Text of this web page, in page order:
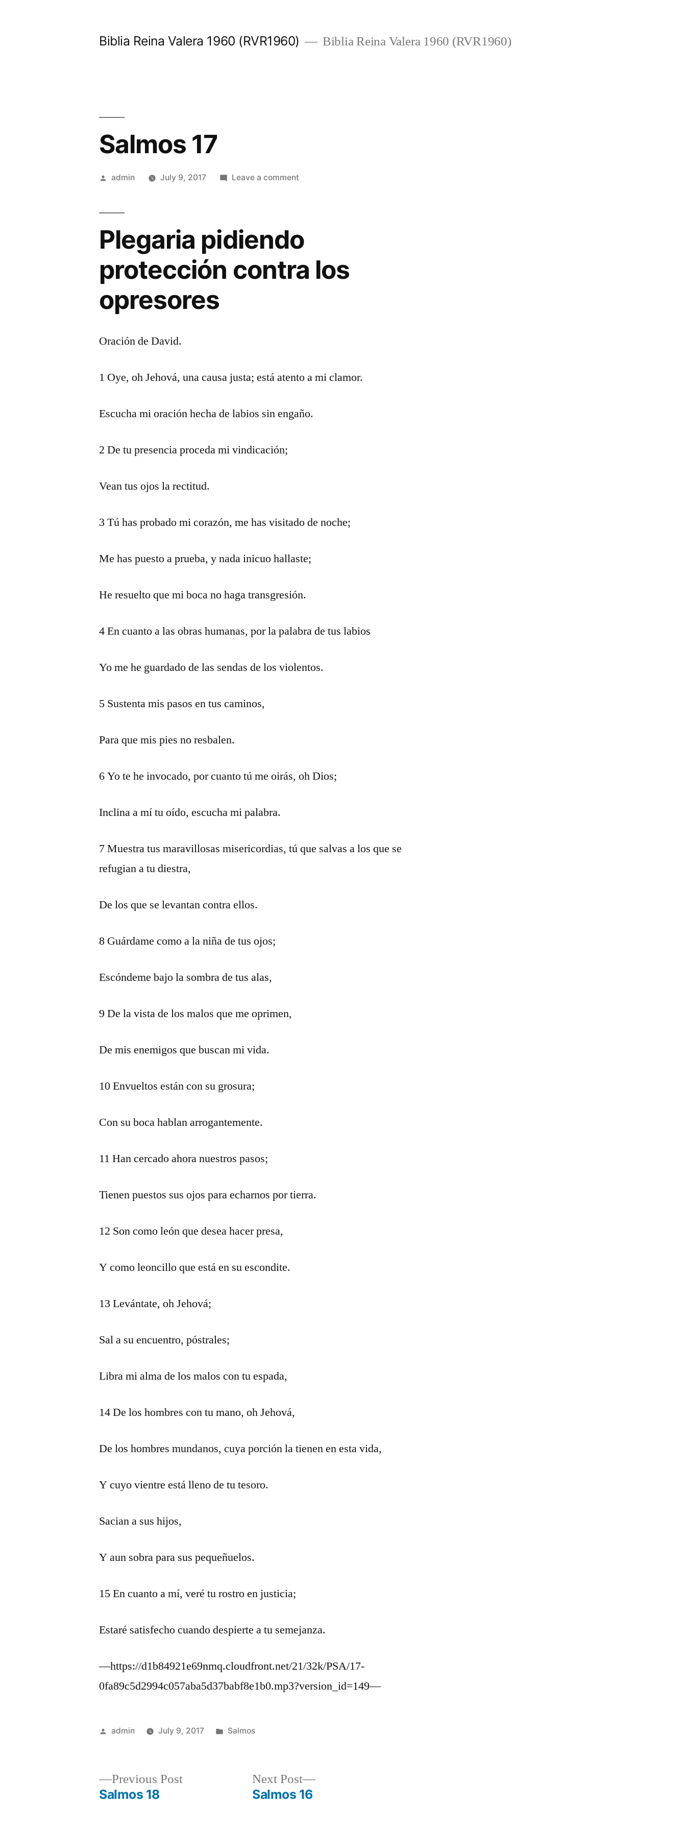
Biblia Reina Valera 1960 (RVR1960) Biblia Reina Valera 1960 (RVR1960)
Salmos 17
Posted
admin July 9, 2017 Leave a commenton
Plegaria pidiendo
protección contra los
opresores
Oración de David.
1 Oye, oh Jehová, una causa justa; está atento a mi clamor.
Escucha mi oración hecha de labios sin engaño.
2 De tu presencia proceda mi vindicación;
Vean tus ojos la rectitud.
3 Tú has probado mi corazón, me has visitado de noche;
Me has puesto a prueba, y nada inicuo hallaste;
He resuelto que mi boca no haga transgresión.
4 En cuanto a las obras humanas, por la palabra de tus labios
Yo me he guardado de las sendas de los violentos.
5 Sustenta mis pasos en tus caminos,
Para que mis pies no resbalen.
6 Yo te he invocado, por cuanto tú me oirás, oh Dios;
Inclina a mí tu oído, escucha mi palabra.
7 Muestra tus maravillosas misericordias, tú que salvas a los que se
refugian a tu diestra,
De los que se levantan contra ellos.
8 Guárdame como a la niña de tus ojos;
Escóndeme bajo la sombra de tus alas,
9 De la vista de los malos que me oprimen,
De mis enemigos que buscan mi vida.
10 Envueltos están con su grosura;
Con su boca hablan arrogantemente.
11 Han cercado ahora nuestros pasos;
Tienen puestos sus ojos para echarnos por tierra.
12 Son como león que desea hacer presa,
Y como leoncillo que está en su escondite.
13 Levántate, oh Jehová;
Sal a su encuentro, póstrales;
Libra mi alma de los malos con tu espada,
14 De los hombres con tu mano, oh Jehová,
De los hombres mundanos, cuya porción la tienen en esta vida,
Y cuyo vientre está lleno de tu tesoro.
Sacian a sus hijos,
Y aun sobra para sus pequeñuelos.
15 En cuanto a mí, veré tu rostro en justicia;
Estaré satisfecho cuando despierte a tu semejanza.
—https://d1b84921e69nmq.cloudfront.net/21/32k/PSA/17-
0fa89c5d2994c057aba5d37babf8e1b0.mp3?version_id=149—
Posted
admin July 9, 2017
Posted
Salmos
Previous PostPrevious
Salmos 18
Next Post
Next
Salmos 16